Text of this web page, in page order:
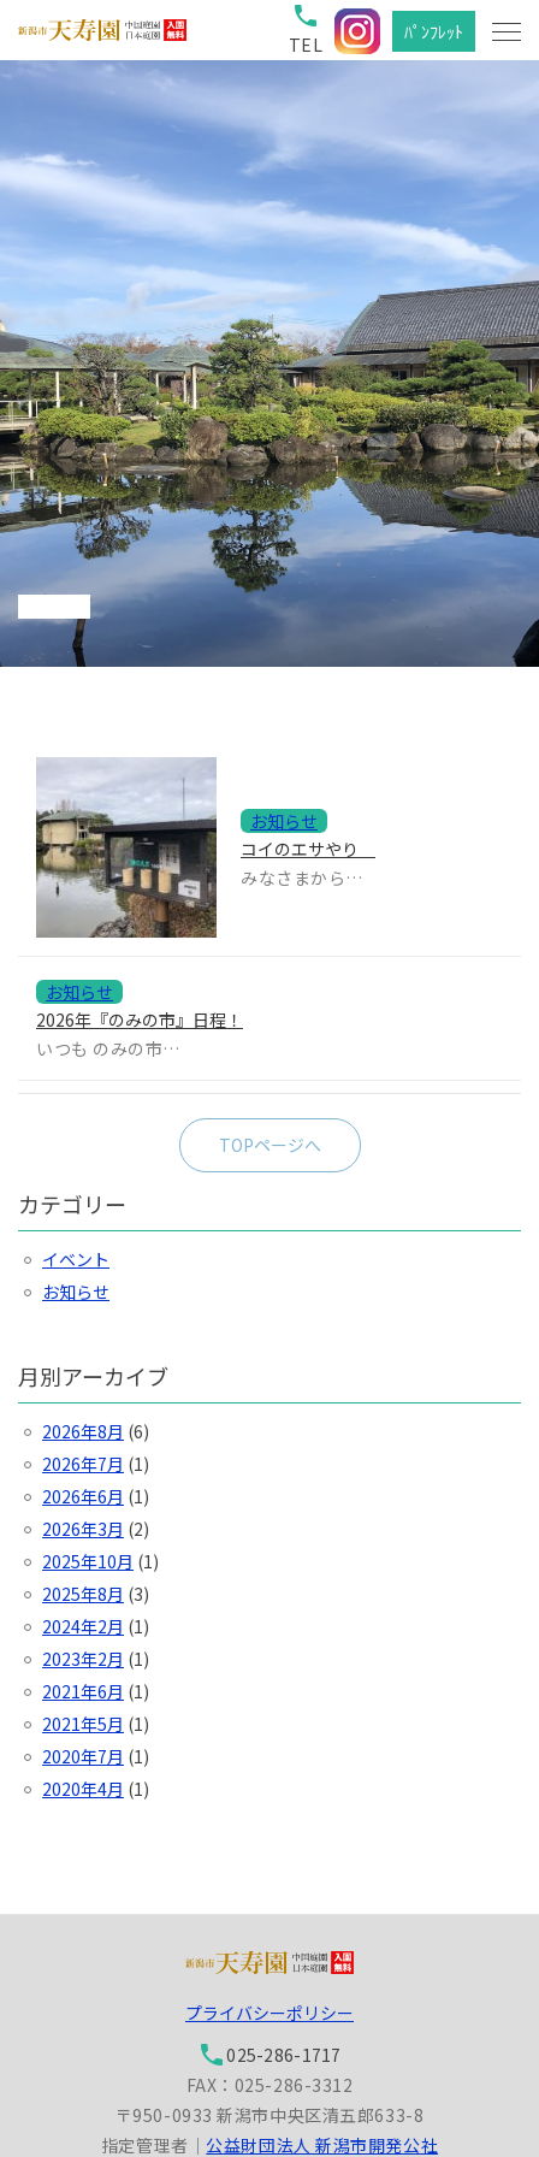
phone
TEL
ﾊﾟﾝﾌﾚｯﾄ
お知らせ
コイのエサやり
みなさまから好評の「鯉のエサやり」再開しました。池...
お知らせ
2026年『のみの市』日程！
いつも のみの市 にご来場いただきありがとうございます。4...
TOPページへ
カテゴリー
イベント
お知らせ
月別アーカイブ
2026年8月 (6)
2026年7月 (1)
2026年6月 (1)
2026年3月 (2)
2025年10月 (1)
2025年8月 (3)
2024年2月 (1)
2023年2月 (1)
2021年6月 (1)
2021年5月 (1)
2020年7月 (1)
2020年4月 (1)
プライバシーポリシー
phone025-286-1717
FAX：025-286-3312
〒950-0933 新潟市中央区清五郎633-8
指定管理者｜ 公益財団法人 新潟市開発公社